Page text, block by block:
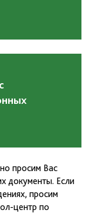
просим Вас
документы. Если
просим
центр по